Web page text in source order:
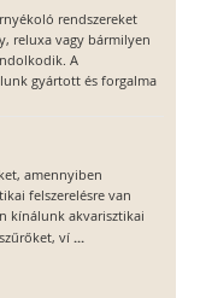
rendszereket
reluxa vagy bármilyen
A
gyártott és forgalma
amennyiben
felszerelésre van
kínálunk akvarisztikai
ví ...